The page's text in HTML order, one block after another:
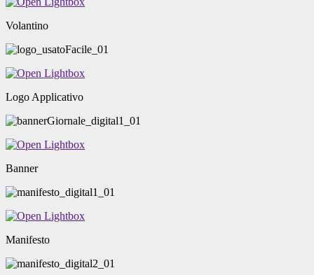
Volantino
Logo Applicativo
Banner
Manifesto